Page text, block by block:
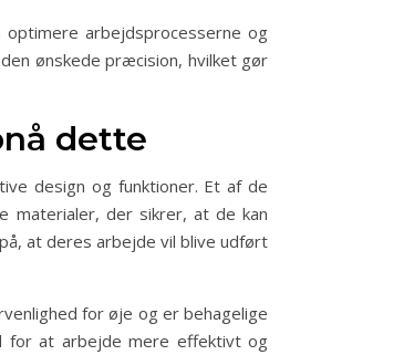
arbejdsprocesserne og
ønskede præcision, hvilket gør
dette
design og funktioner. Et af de
materialer, der sikrer, at de kan
at deres arbejde vil blive udført
for øje og er behagelige
for at arbejde mere effektivt og